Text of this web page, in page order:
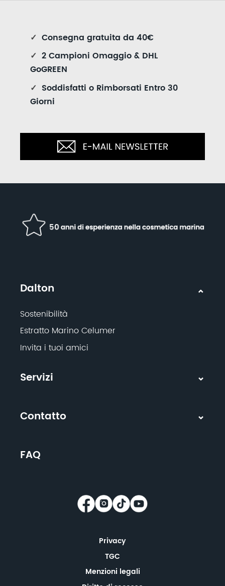
✓ Consegna gratuita da 40€
✓ 2 Campioni Omaggio & DHL
GoGREEN
✓ Soddisfatti o Rimborsati Entro 30
Giorni
Dalton
Sostenibilità
Estratto Marino Celumer
Invita i tuoi amici
Servizi
Contatto
FAQ
Privacy
TGC
Menzioni legali